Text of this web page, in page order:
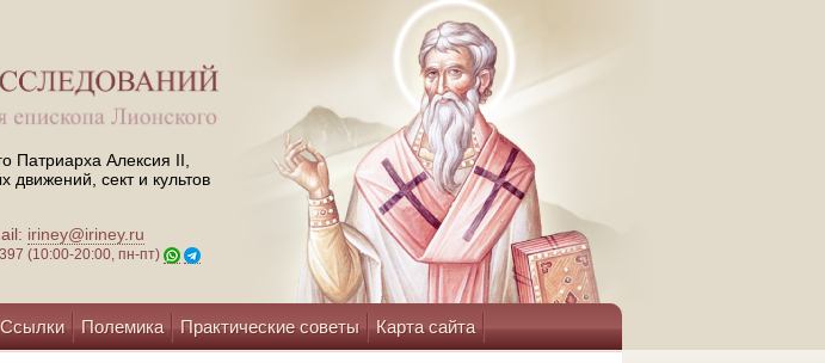
Патриарха Алексия II,
сект и культов
iriney@iriney.ru
(10:00-20:00, пн-пт)
Ссылки Полемика Практические советы Карта сайта